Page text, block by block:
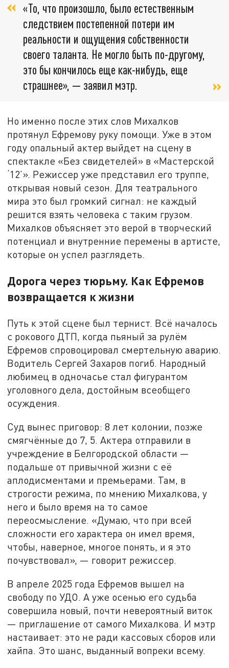
«То, что произошло, было естественным
следствием постепенной потери им
реальности и ощущения собственности
своего таланта. Не могло быть по-другому,
это бы кончилось еще как-нибудь, еще
страшнее», — заявил мэтр.
Но именно после этих слов Михалков
протянул Ефремову руку помощи. Уже в этом
году опальный актер выйдет на сцену в
спектакле «Без свидетелей» в «Мастерской
‘12’». Режиссер уже представил его труппе,
открывая новый сезон. Для театрального
мира это был громкий сигнал: не каждый
решится взять человека с таким грузом.
Михалков объясняет это верой в творческий
потенциал и внутренние перемены в артисте,
которые он успел разглядеть.
Дорога через тюрьму. Как Ефремов
возвращается к жизни
Путь к этой сцене был тернист. Всё началось
с рокового ДТП, когда пьяный за рулём
Ефремов спровоцировал смертельную аварию.
Водитель Сергей Захаров погиб. Народный
любимец в одночасье стал фигурантом
уголовного дела, достойным всеобщего
осуждения.
Суд вынес приговор: 8 лет колонии, позже
смягчённые до 7, 5. Актера отправили в
учреждение в Белгородской области —
подальше от привычной жизни с её
аплодисментами и премьерами. Там, в
строгости режима, по мнению Михалкова, у
него и было время на то самое
переосмысление. «Думаю, что при всей
сложности его характера он имел время,
чтобы, наверное, многое понять, и я это
почувствовал», — говорит режиссер.
В апреле 2025 года Ефремов вышел на
свободу по УДО. А уже осенью его судьба
совершила новый, почти невероятный виток
— приглашение от самого Михалкова. И мэтр
настаивает: это не ради кассовых сборов или
хайпа. Это шанс, выданный вопреки всему.